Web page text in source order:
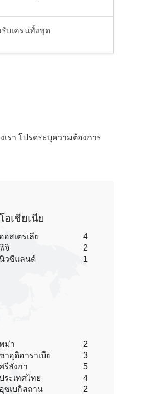
รับเครนทั้งชุด
รา โปรดระบุความต้องการ
อเชียเนีย
ออสเตรเลีย
จิ
นิวซีแลนด์
4
2
1
ม่า
าอุดิอาราเบีย
รีลังกา
ระเทศไทย
อุซเบกิสถาน
2
3
5
4
2